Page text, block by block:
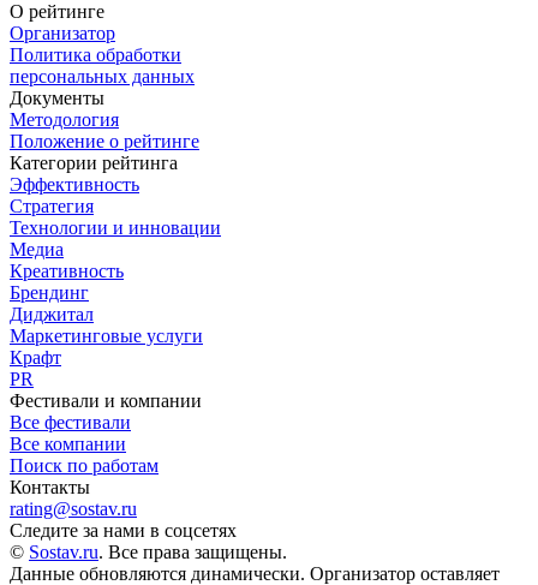
О рейтинге
Организатор
Политика обработки
персональных данных
Документы
Методология
Положение о рейтинге
Категории рейтинга
Эффективность
Стратегия
Технологии и инновации
Медиа
Креативность
Брендинг
Диджитал
Маркетинговые услуги
Крафт
PR
Фестивали и компании
Все фестивали
Все компании
Поиск по работам
Контакты
rating@sostav.ru
Следите за нами в соцсетях
© Sostav.ru. Все права защищены.
Данные обновляются динамически. Организатор оставляет